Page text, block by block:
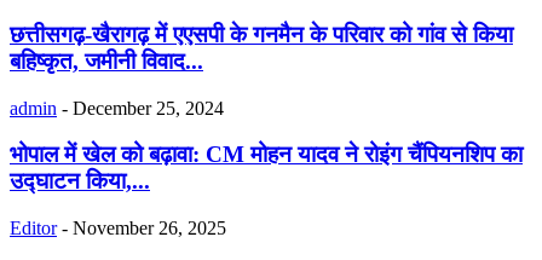
छत्तीसगढ़-खैरागढ़ में एएसपी के गनमैन के परिवार को गांव से किया
बहिष्कृत, जमीनी विवाद...
admin - December 25, 2024
भोपाल में खेल को बढ़ावा: CM मोहन यादव ने रोइंग चैंपियनशिप का
उद्घाटन किया,...
Editor - November 26, 2025